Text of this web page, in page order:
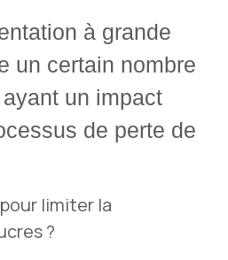
à grande
un certain nombre
un impact
de perte de
limiter la
?